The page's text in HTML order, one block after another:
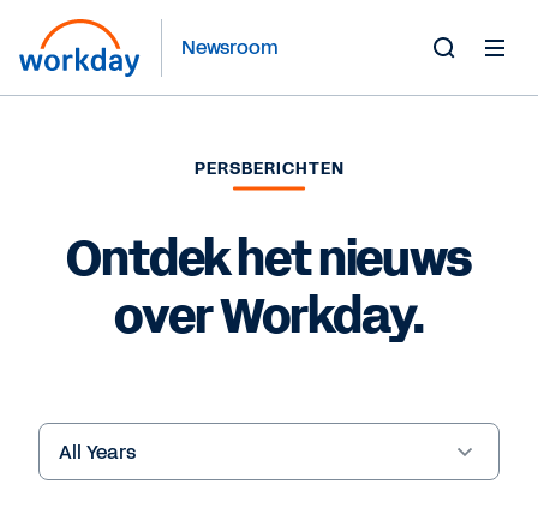
Newsroom
PERSBERICHTEN
Ontdek het nieuws
over Workday.
Year